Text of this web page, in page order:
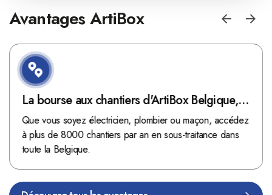
Avantages ArtiBox
La bourse aux chantiers d'ArtiBox Belgique,
véritable mine d'or !
Que vous soyez électricien, plombier ou maçon, accédez
à plus de 8000 chantiers par an en sous-traitance dans
toute la Belgique.